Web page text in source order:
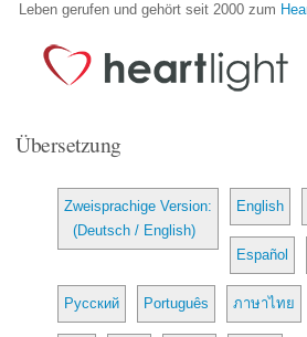
Leben gerufen und gehört seit 2000 zum
Übersetzung
Zweisprachige Version:
(Deutsch / English)
English
Español
Русский Português ภาษาไทย